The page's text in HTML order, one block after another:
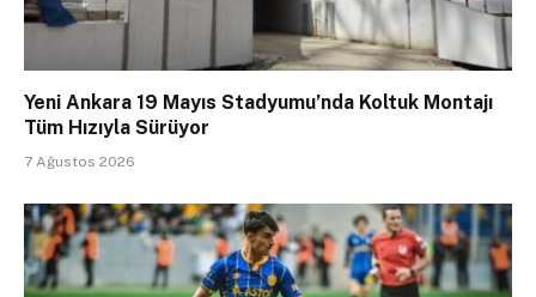
Yeni Ankara 19 Mayıs Stadyumu’nda Koltuk Montajı
Tüm Hızıyla Sürüyor
7 Ağustos 2026